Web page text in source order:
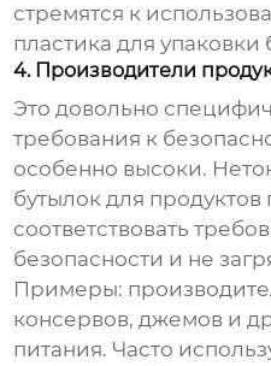
стремятся к
пластика для
4. Производители
Это довольно
требования к
особенно высоки.
бутылок для
соответствовать
безопасности и не
Примеры:
консервов, джемов и
питания. Часто